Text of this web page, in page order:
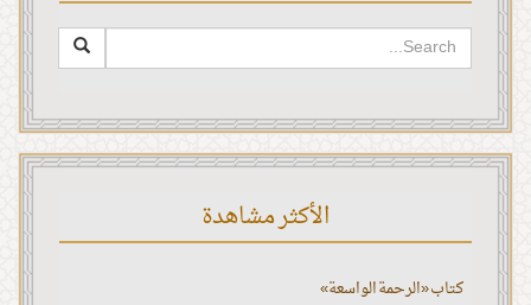
الأكثر مشاهدة
كتاب «الرحمة الواسعة»